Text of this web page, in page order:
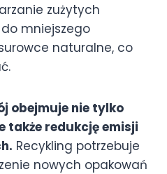
zużytych
mniejszego
naturalne, co
obejmuje nie tylko
także redukcję emisji
Recykling potrzebuje
nowych opakowań